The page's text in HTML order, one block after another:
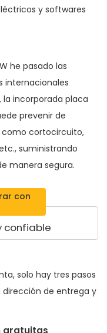
y softwares
he pasado las
internacionales
la incorporada placa
prevenir de
como cortocircuito,
suministrando
manera segura.
con
confiable
solo hay tres pasos
dirección de entrega y
gratuitas